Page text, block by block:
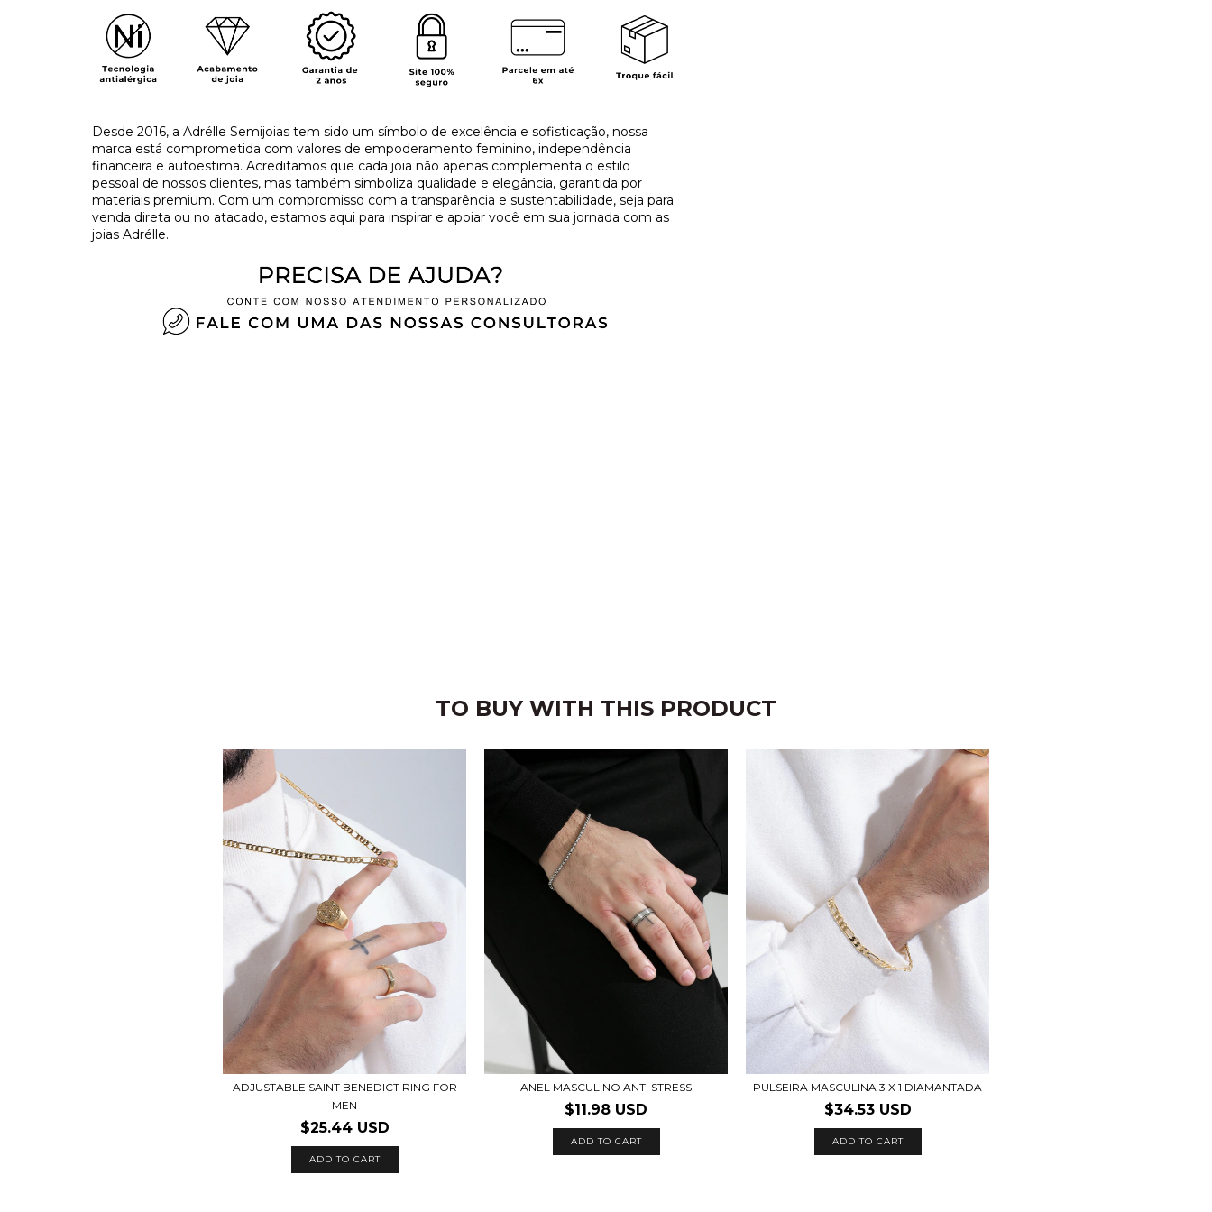
Desde 2016, a Adrélle Semijoias tem sido um símbolo de excelência e sofisticação, nossa
marca está comprometida com valores de empoderamento feminino, independência
financeira e autoestima. Acreditamos que cada joia não apenas complementa o estilo
pessoal de nossos clientes, mas também simboliza qualidade e elegância, garantida por
materiais premium. Com um compromisso com a transparência e sustentabilidade, seja para
venda direta ou no atacado, estamos aqui para inspirar e apoiar você em sua jornada com as
joias Adrélle.
TO BUY WITH THIS PRODUCT
ADJUSTABLE SAINT BENEDICT RING FOR
MEN
$25.44 USD
ANEL MASCULINO ANTI STRESS
$11.98 USD
ADD TO CART
PULSEIRA MASCULINA 3 X 1 DIAMANTADA
$34.53 USD